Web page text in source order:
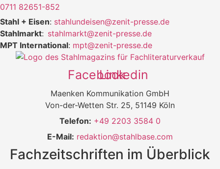
0711 82651-852
Stahl + Eisen: stahlundeisen@zenit-presse.de
Stahlmarkt: stahlmarkt@zenit-presse.de
MPT International: mpt@zenit-presse.de
Facebook
Linkedin
Maenken Kommunikation GmbH
Von-der-Wetten Str. 25, 51149 Köln
Telefon: +49 2203 3584 0
E-Mail: redaktion@stahlbase.com
Fachzeitschriften im Überblick